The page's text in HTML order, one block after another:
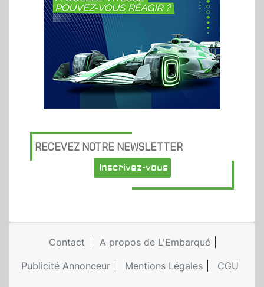
RECEVEZ NOTRE NEWSLETTER
Inscrivez-vous
Contact
A propos de L'Embarqué
Publicité Annonceur
Mentions Légales CGU